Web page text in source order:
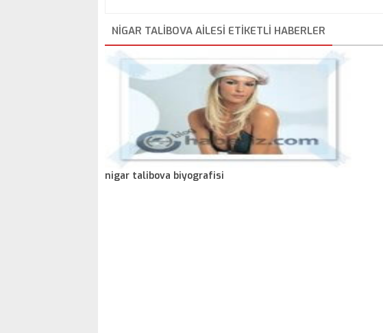
NIGAR TALIBOVA AILESI ETIKETLI HABERLER
nigar talibova biyografisi